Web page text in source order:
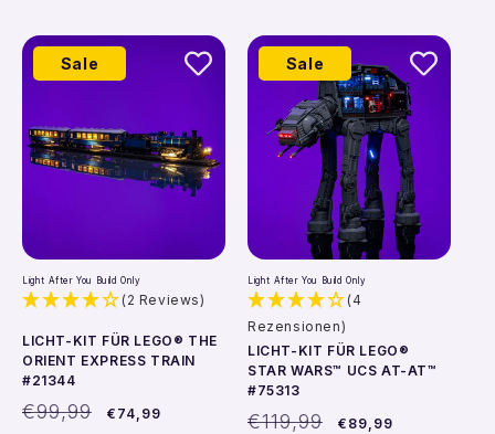
Sale
Light After You Build Only
(2 Reviews)
LICHT-KIT FÜR LEGO® THE
ORIENT EXPRESS TRAIN
#21344
Normaler
€99,99 Verkaufspreis
€74,99
Sale
Light After You Build Only
(4
Rezensionen)
LICHT-KIT FÜR LEGO®
STAR WARS™ UCS AT-AT™
#75313
Normaler
€119,99 Verkaufspreis
€89,99